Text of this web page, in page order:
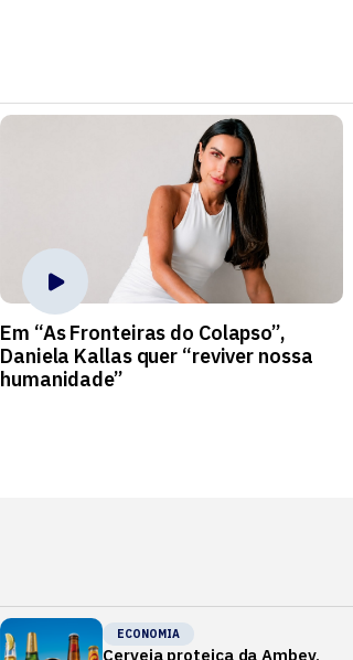
Em “As Fronteiras do Colapso”,
Daniela Kallas quer “reviver nossa
humanidade”
ECONOMIA
Cerveja proteica da Ambev,